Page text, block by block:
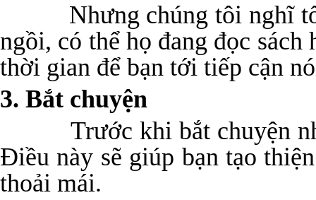
Nhưng chúng tôi nghĩ tốt
ngồi, có thể họ đang đọc
thời gian để bạn tới tiếp cận
3. Bắt chuyện
Trước khi bắt chuyện
Điều này sẽ giúp bạn tạo
thoải mái.